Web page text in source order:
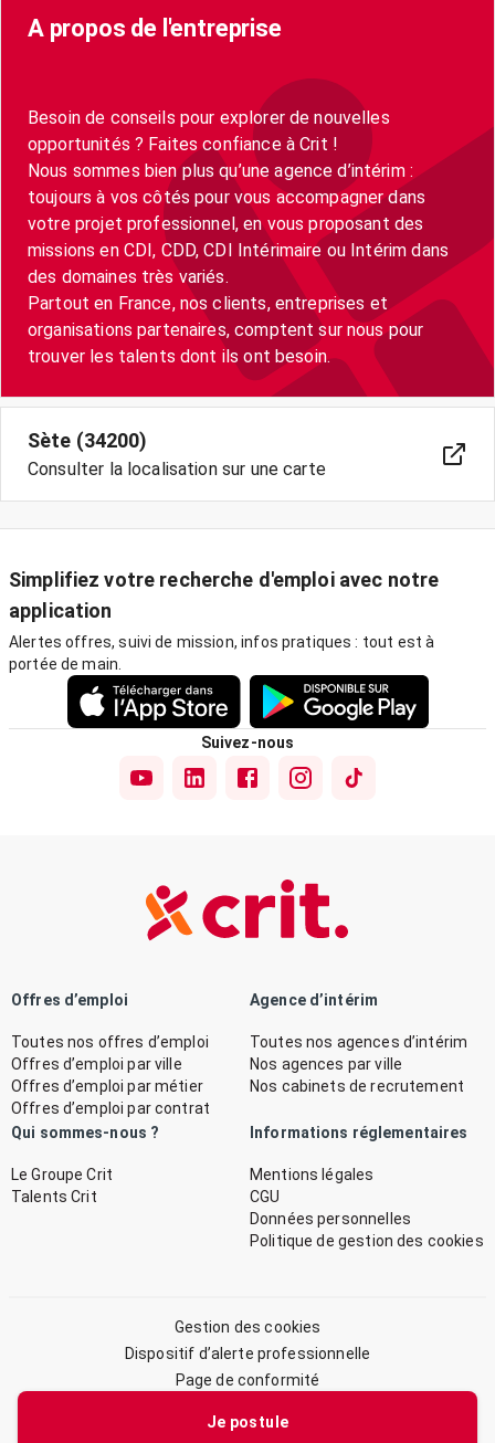
Je postule
A propos de l'entreprise
Besoin de conseils pour explorer de nouvelles
opportunités ? Faites confiance à Crit !
Nous sommes bien plus qu’une agence d’intérim :
toujours à vos côtés pour vous accompagner dans
votre projet professionnel, en vous proposant des
missions en CDI, CDD, CDI Intérimaire ou Intérim dans
des domaines très variés.
Partout en France, nos clients, entreprises et
organisations partenaires, comptent sur nous pour
trouver les talents dont ils ont besoin.
Sète (34200)
Consulter la localisation sur une carte
Simplifiez votre recherche d'emploi avec notre
application
Alertes offres, suivi de mission, infos pratiques : tout est à
portée de main.
Suivez-nous
Offres d’emploi
Toutes nos offres d’emploi
Offres d’emploi par ville
Offres d’emploi par métier
Offres d’emploi par contrat
Agence d’intérim
Toutes nos agences d’intérim
Nos agences par ville
Nos cabinets de recrutement
Qui sommes-nous ?
Le Groupe Crit
Talents Crit
Informations réglementaires
Mentions légales
CGU
Données personnelles
Politique de gestion des cookies
Gestion des cookies
Dispositif d’alerte professionnelle
Page de conformité
© 2026 CRIT